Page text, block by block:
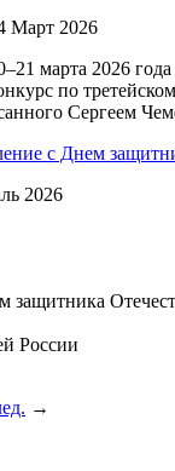
Март 2026
марта 2026
по
Сергеем
с Днем
2026
защитника
России
→